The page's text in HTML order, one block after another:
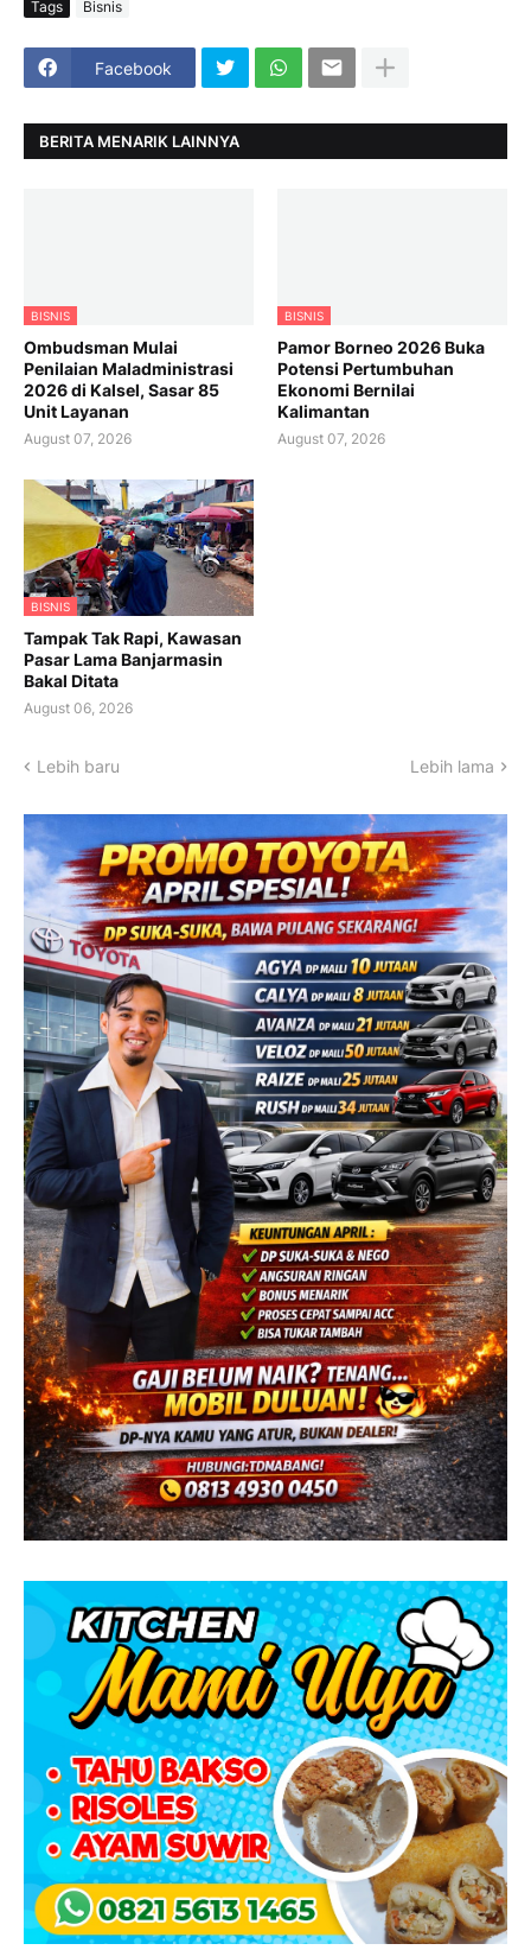
Tags Bisnis
Facebook
BERITA MENARIK LAINNYA
BISNIS
Ombudsman Mulai
Penilaian Maladministrasi
2026 di Kalsel, Sasar 85
Unit Layanan
August 07, 2026
BISNIS
Pamor Borneo 2026 Buka
Potensi Pertumbuhan
Ekonomi Bernilai
Kalimantan
August 07, 2026
BISNIS
Tampak Tak Rapi, Kawasan
Pasar Lama Banjarmasin
Bakal Ditata
August 06, 2026
Lebih baru Lebih lama